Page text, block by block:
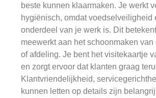
beste kunnen klaarmaken. Je werkt
hygiënisch, omdat voedselveiligheid
onderdeel van je werk is. Dit
meewerkt aan het schoonmaken
of afdeling. Je bent het visitekaartje
en zorgt ervoor dat klanten graag
Klantvriendelijkheid,
kunnen letten op details zijn